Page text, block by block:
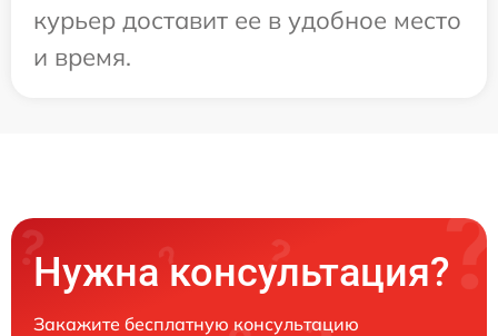
курьер доставит ее в удобное место
и время.
Нужна консультация?
Закажите бесплатную консультацию